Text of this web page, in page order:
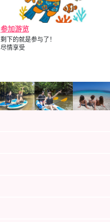
参加游览
剩下的就是参与了！
尽情享受